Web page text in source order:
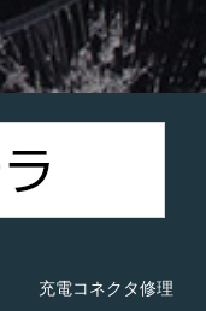
充電コネクタ修理